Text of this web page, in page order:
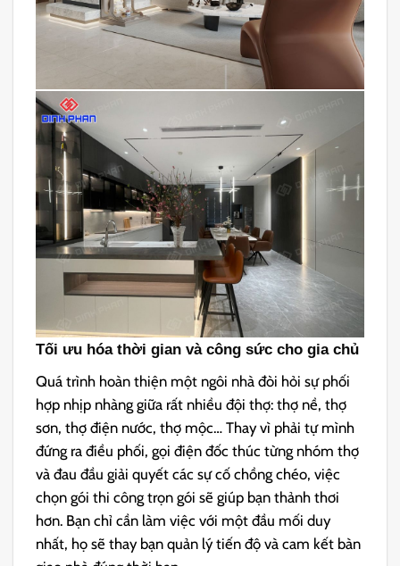
Tối ưu hóa thời gian và công sức cho gia chủ
Quá trình hoàn thiện một ngôi nhà đòi hỏi sự phối
hợp nhịp nhàng giữa rất nhiều đội thợ: thợ nề, thợ
sơn, thợ điện nước, thợ mộc… Thay vì phải tự mình
đứng ra điều phối, gọi điện đốc thúc từng nhóm thợ
và đau đầu giải quyết các sự cố chồng chéo, việc
chọn gói thi công trọn gói sẽ giúp bạn thảnh thơi
hơn. Bạn chỉ cần làm việc với một đầu mối duy
nhất, họ sẽ thay bạn quản lý tiến độ và cam kết bàn